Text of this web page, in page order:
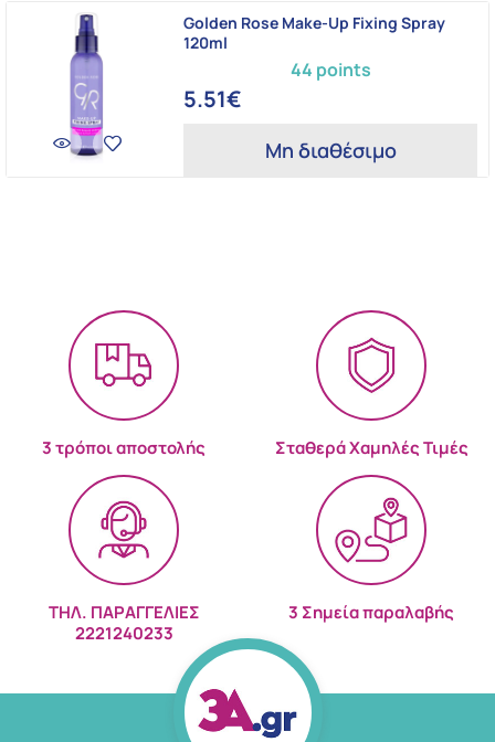
44 points
Golden Rose Make-Up Fixing Spray
120ml
5.51€
Μη διαθέσιμο
3 τρόποι αποστολής Σταθερά Χαμηλές Τιμές
ΤΗΛ. ΠΑΡΑΓΓΕΛΙΕΣ
2221240233
3 Σημεία παραλαβής